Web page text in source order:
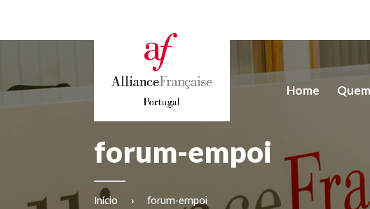
Home
forum-empoi
Início › forum-empoi